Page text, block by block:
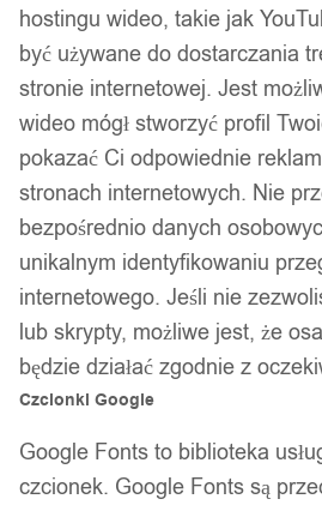
hostingu wideo, takie jak
być używane do dostarczania
stronie internetowej. Jest
wideo mógł stworzyć profil
pokazać Ci odpowiednie
stronach internetowych. Nie
bezpośrednio danych
unikalnym identyfikowaniu
internetowego. Jeśli nie
lub skrypty, możliwe jest, że
będzie działać zgodnie z
Czcionki Google
Google Fonts to biblioteka
czcionek. Google Fonts są